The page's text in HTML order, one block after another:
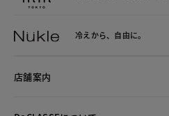
冷えから、 自由に。
店舗案内